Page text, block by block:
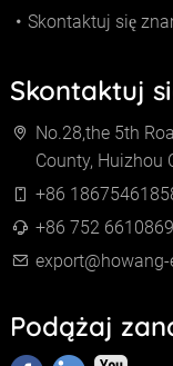
Skontaktuj się
Skontaktuj
No.28,the 5th
County, Huizhou
+86
+86 752 6610869
Podążaj